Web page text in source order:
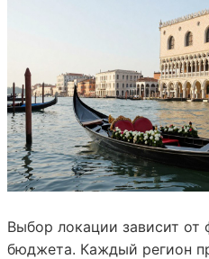
Выбор локации зависит
бюджета. Каждый регион